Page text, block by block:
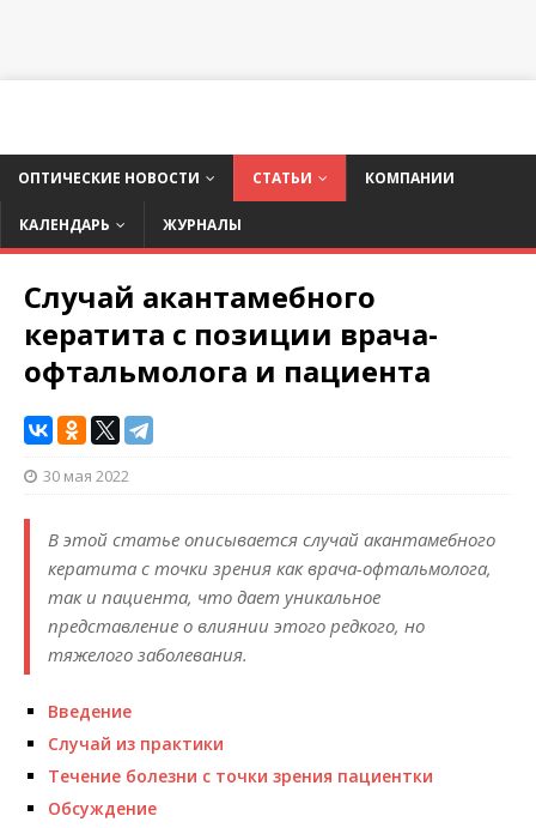
ОПТИЧЕСКИЕ НОВОСТИ СТАТЬИ КОМПАНИИ
КАЛЕНДАРЬ ЖУРНАЛЫ
Случай акантамебного
кератита с позиции врача-
офтальмолога и пациента
30 мая 2022
В этой статье описывается случай акантамебного
кератита с точки зрения как врача-офтальмолога,
так и пациента, что дает уникальное
представление о влиянии этого редкого, но
тяжелого заболевания.
Введение
Случай из практики
Течение болезни с точки зрения пациентки
Обсуждение